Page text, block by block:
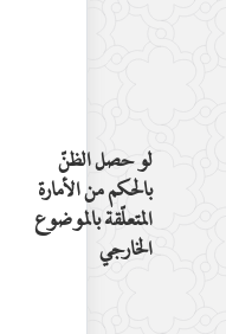
لو حصل الظنّ
بالحكم من الأمارة
المتعلّقة بالموضوع
الخارجي